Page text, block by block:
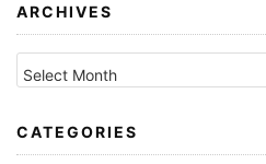
ARCHIVES
Archives
CATEGORIES